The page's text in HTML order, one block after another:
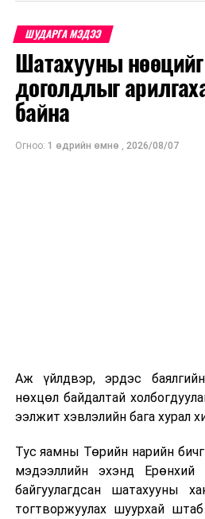
хувийн хэвшлийнхний тоо
манай улсыг сэргээгдэх
боломжтой хэмээн үзэж
Гэнч Юксэл онцолсон юм.
сэргээгдэх эх үүсвэрээс
хүчнийхээ 60 хувийг
салбарын боловсон хүчин
дадлагажуулах,
үйлдвэрлэлийг нэмэгдүүлэхэд
ажиллах саналтай
ШУДАРГА МЭДЭЭ
Шатахууны
доголдлыг
байна
Огноо: 1 өдрийн өмнө , 2026/08/07
Аж үйлдвэр, эрдэс
нөхцөл байдалтай
ээлжит хэвлэлийн бага хурал
Тус яамны Төрийн нарийн
мэдээллийн эхэнд Ерөнхий
байгуулагдсан шатахууны
тогтворжуулах шуурхай